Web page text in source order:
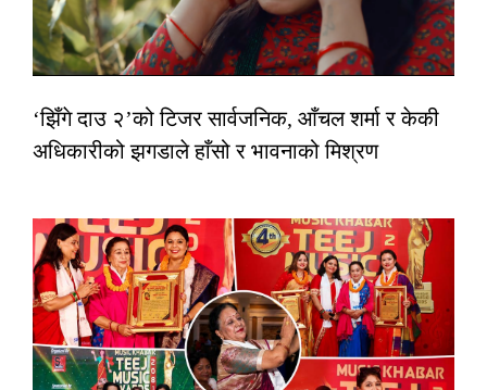
‘झिँगे दाउ २’को टिजर सार्वजनिक, आँचल शर्मा र केकी
अधिकारीको झगडाले हाँसो र भावनाको मिश्रण